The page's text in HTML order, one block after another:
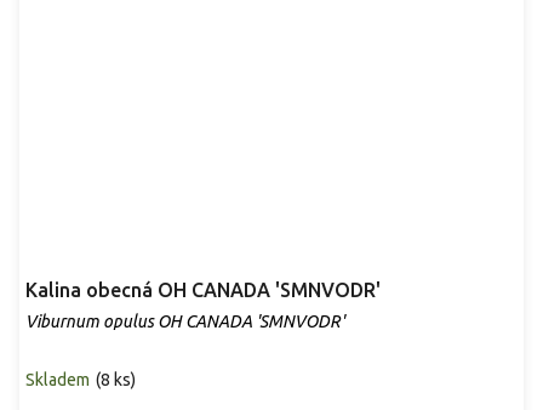
Kalina obecná OH CANADA 'SMNVODR'
Viburnum opulus OH CANADA 'SMNVODR'
Skladem (8 ks)